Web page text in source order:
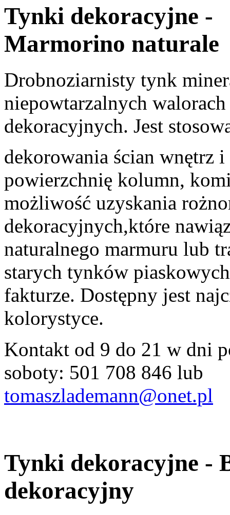
Tynki dekoracyjne -
Marmorino naturale
Drobnoziarnisty tynk
niepowtarzalnych walorach
dekoracyjnych. Jest
dekorowania ścian wnętrz i
powierzchnię kolumn,
możliwość uzyskania
dekoracyjnych,które
naturalnego marmuru lub
starych tynków
fakturze. Dostępny jest
kolorystyce.
Kontakt od 9 do 21 w dni
soboty: 501 708 846 lub
tomaszlademann@onet.pl
Tynki dekoracyjne -
dekoracyjny